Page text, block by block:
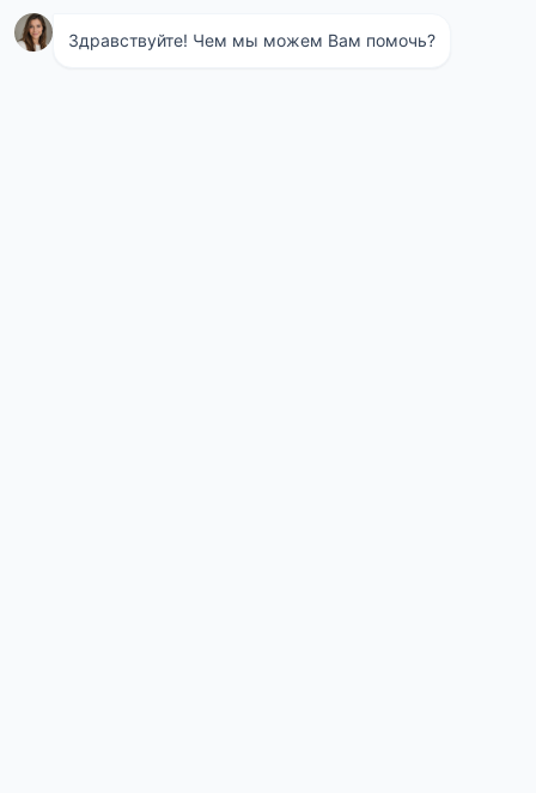
Городская служба «ГорСЭС» оказывает полный спектр